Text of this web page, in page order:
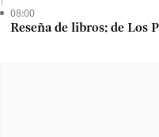
08:00
Reseña de libros: de Los